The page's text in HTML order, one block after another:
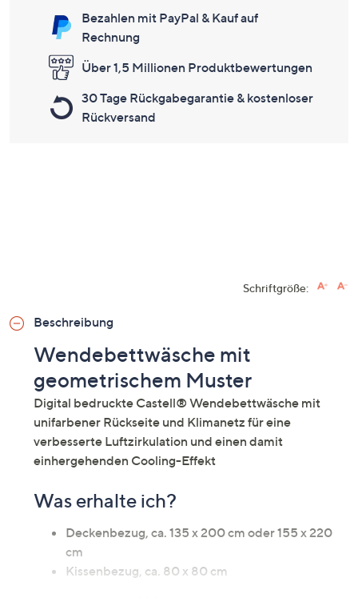
Bezahlen mit PayPal & Kauf auf
Rechnung
Über 1,5 Millionen Produktbewertungen
30 Tage Rückgabegarantie & kostenloser
Rückversand
Schriftgröße:
Beschreibung
Wendebettwäsche mit
geometrischem Muster
Digital bedruckte Castell® Wendebettwäsche mit
unifarbener Rückseite und Klimanetz für eine
verbesserte Luftzirkulation und einen damit
einhergehenden Cooling-Effekt
Was erhalte ich?
Deckenbezug, ca. 135 x 200 cm oder 155 x 220
cm
Kissenbezug, ca. 80 x 80 cm